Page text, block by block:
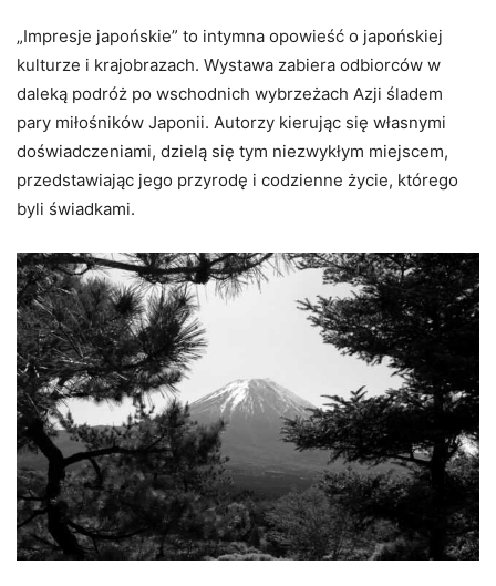
„Impresje japońskie” to intymna opowieść o japońskiej
kulturze i krajobrazach. Wystawa zabiera odbiorców w
daleką podróż po wschodnich wybrzeżach Azji śladem
pary miłośników Japonii. Autorzy kierując się własnymi
doświadczeniami, dzielą się tym niezwykłym miejscem,
przedstawiając jego przyrodę i codzienne życie, którego
byli świadkami.